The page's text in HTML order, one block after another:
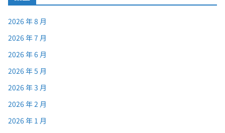
2026 年 8 月
2026 年 7 月
2026 年 6 月
2026 年 5 月
2026 年 3 月
2026 年 2 月
2026 年 1 月